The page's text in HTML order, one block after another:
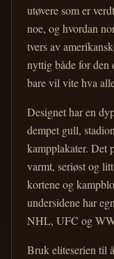
utøvere som er
noe, og hvordan
tvers av
nyttig både for den
bare vil vite hva
Designet har en
dempet gull,
kampplakater. Det
varmt, seriøst og
kortene og
undersidene har
NHL, UFC og
Bruk eliteserien til